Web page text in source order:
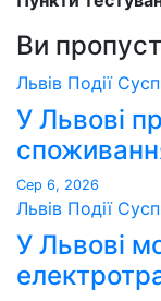
Ви
Львів Події
У Львові
Сер 6, 2026
Львів Події
У Львові